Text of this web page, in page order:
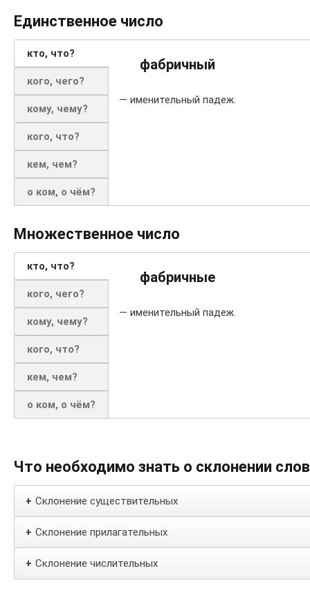
Единственное число
кто, что?
кого, чего?
кому, чему?
кого, что?
кем, чем?
о ком, о чём?
фабричный
— именительный падеж.
Множественное число
кто, что?
кого, чего?
кому, чему?
кого, что?
кем, чем?
о ком, о чём?
фабричные
— именительный падеж.
Что необходимо знать о склонении
+ Склонение существительных
+ Склонение прилагательных
+ Склонение числительных